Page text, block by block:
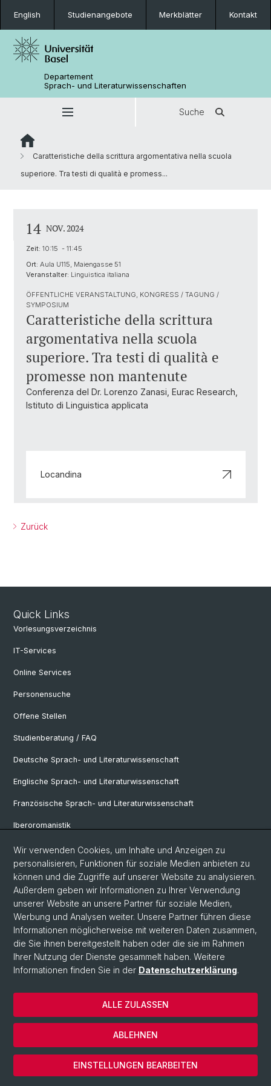
English Studienangebote Merkblätter Kontakt
Departement
Sprach- und Literaturwissenschaften
Suche
Caratteristiche della scrittura argomentativa nella scuola
superiore. Tra testi di qualità e promess...
14 NOV. 2024
Zeit: 10:15 - 11:45
Ort: Aula U115, Maiengasse 51
Veranstalter: Linguistica italiana
ÖFFENTLICHE VERANSTALTUNG, KONGRESS / TAGUNG /
SYMPOSIUM
Caratteristiche della scrittura
argomentativa nella scuola
superiore. Tra testi di qualità e
promesse non mantenute
Conferenza del Dr. Lorenzo Zanasi, Eurac Research,
Istituto di Linguistica applicata
Locandina
Zurück
Quick Links
Vorlesungsverzeichnis
IT-Services
Online Services
Personensuche
Offene Stellen
Studienberatung / FAQ
Deutsche Sprach- und Literaturwissenschaft
Englische Sprach- und Literaturwissenschaft
Französische Sprach- und Literaturwissenschaft
Iberoromanistik
Italianistik
Nordistik
Osteuropa-Studien
Slavic Studies
© Universität Basel
Datenschutzerklärung
Philosophisch-Historische Fakultät
Wir verwenden Cookies, um Inhalte und Anzeigen zu
personalisieren, Funktionen für soziale Medien anbieten zu
können und die Zugriffe auf unserer Website zu analysieren.
Außerdem geben wir Informationen zu Ihrer Verwendung
unserer Website an unsere Partner für soziale Medien,
Werbung und Analysen weiter. Unsere Partner führen diese
Informationen möglicherweise mit weiteren Daten zusammen,
die Sie ihnen bereitgestellt haben oder die sie im Rahmen
Ihrer Nutzung der Dienste gesammelt haben. Weitere
Informationen finden Sie in der Datenschutzerklärung.
EINSTELLUNGEN BEARBEITEN
ABLEHNEN
ALLE ZULASSEN